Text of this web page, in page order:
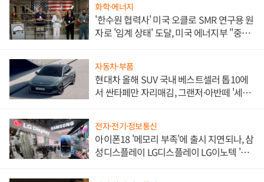
화학·에너지
'한수원 협력사' 미국 오클로 SMR 연구용 원
자로 '임계 상태' 도달, 미국 에너지부 "중요
자동차·부품
현대차 올해 SUV 국내 베스트셀러 톱10에
서 싼타페만 자리매김, 그랜저·아반떼 '세단
전자·전기·정보통신
아이폰18 '메모리 부족'에 출시 지연되나, 삼
성디스플레이 LG디스플레이 LG이노텍 '탈